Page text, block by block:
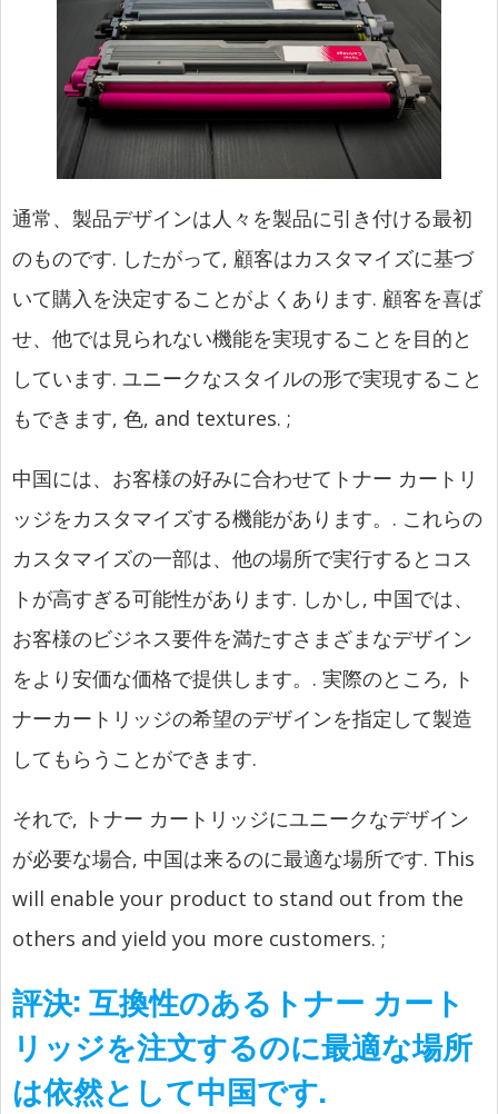
通常、製品デザインは人々を製品に引き付ける最初
のものです. したがって, 顧客はカスタマイズに基づ
いて購入を決定することがよくあります. 顧客を喜ば
せ、他では見られない機能を実現することを目的と
しています. ユニークなスタイルの形で実現すること
もできます, 色, and textures. ;
中国には、お客様の好みに合わせてトナー カートリ
ッジをカスタマイズする機能があります。. これらの
カスタマイズの一部は、他の場所で実行するとコス
トが高すぎる可能性があります. しかし, 中国では、
お客様のビジネス要件を満たすさまざまなデザイン
をより安価な価格で提供します。. 実際のところ, ト
ナーカートリッジの希望のデザインを指定して製造
してもらうことができます.
それで, トナー カートリッジにユニークなデザイン
が必要な場合, 中国は来るのに最適な場所です. This
will enable your product to stand out from the
others and yield you more customers. ;
評決: 互換性のあるトナー カート
リッジを注文するのに最適な場所
は依然として中国です.